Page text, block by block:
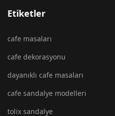
Etiketler
cafe masaları
cafe dekorasyonu
dayanıklı cafe masaları
cafe sandalye modelleri
tolix sandalye